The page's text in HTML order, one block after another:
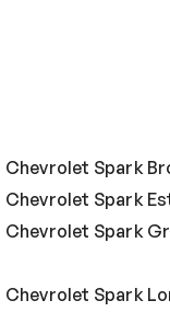
Chevrolet Spark
Chevrolet Spark
Chevrolet Spark
Chevrolet Spark